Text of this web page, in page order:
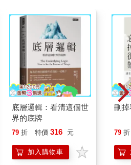
底層邏輯：看清這個世
界的底牌
79 折 特價 316 元
加入購物車
刪
79 折